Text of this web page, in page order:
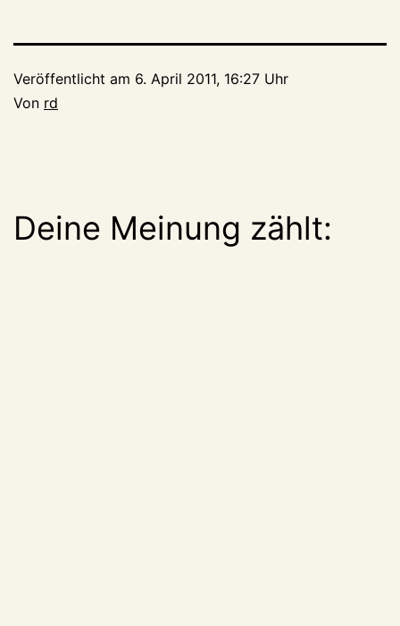
Veröffentlicht am 6. April 2011, 16:27 Uhr
Von rd
Deine Meinung zählt: